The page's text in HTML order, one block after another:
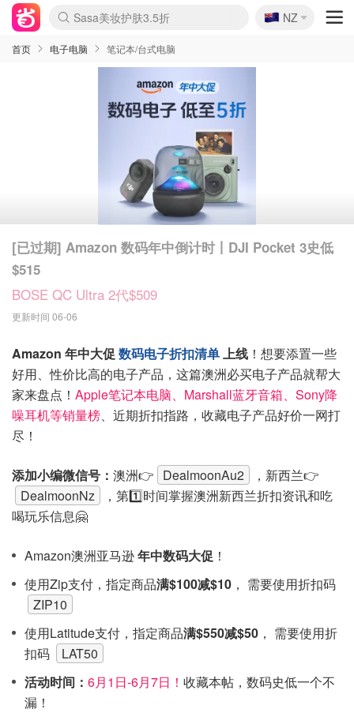
lululemon折扣上新
Sasa美妆护肤3.5折
SSENSE年中3折
FreshBeauty好价汇总
Cettire降价+叠9折
Farfetch折上8折
WWS Coles超市实拍
viagogo二手票捡漏
Myer清仓1折起
The Outnet奢牌1折起
David Jones 3折起
Flannels大牌1折
Perfumes Club护肤1折
AMIRO返校季6.2折
Oweek抽奖送Airpods
Amazon折扣汇总
eToro入金$200送$50
Amazon数码好物
ICONIC本周7.5折
ThedoubleF高奢地板价
Moose Knuckles 6折
丝芙兰5折起
EUFY官网3.7折起
Selenichast首饰2折
Trip机票酒店促销
YSL送5件彩妆礼
Amazon家居好物
BIGBANG巡演开票
David Jones时尚3折
Amazon美妆护肤
雅漾大喷$8
过敏原检测盒$33
伊索独家赠50ml沐浴露
科颜氏清仓3折
SEALIFE海洋馆门票6折
丝塔芙大白罐$16
订阅Newsletter送香薰
Cult Beauty 6.8折
Harrods圣诞日历2.3折
LN-CC奢牌私促3折
d'Alba空姐喷雾$16
EVE LOM套装逆天2折
Bernardelli独家4折
Adore Beauty 6折起
CT圣诞日历
Mytheresa奢品2.7折
Luxury Escapes 9折
Currentbody美容仪9折
卡诗9折+赠4件礼
MOON Garden Live
ALLSAINTS美衣3折
Roborock扫地机3.7折
Tingo Life水杯$24
Valentino官网5折
CR洗发护发6.3折
🇳🇿
NZ
首页 电子电脑 笔记本/台式电脑
[已过期] Amazon 数码年中倒计时丨DJI Pocket 3史低
$515
BOSE QC Ultra 2代$509
更新时间 06-06
Amazon 年中大促 数码电子折扣清单上线 ！想要添置一些
好用、性价比高的电子产品，这篇澳洲必买电子产品就帮大
家来盘点！ Apple笔记本电脑、Marshall蓝牙音箱、Sony降
噪耳机等销量榜、近期折扣指路，收藏电子产品好价一网打
尽！
添加小编微信号： 澳洲👉 DealmoonAu2
，新西兰👉
DealmoonNz
，第1️⃣时间掌握澳洲新西兰折扣资讯和吃
喝玩乐信息🤗
Amazon澳洲亚马逊年中数码大促 ！
使用Zip支付，指定商品满$100减$10 ， 需要使用折扣码
ZIP10
使用Latitude支付，指定商品满$550减$50 ， 需要使用折
扣码
LAT50
活动时间： 6月1日-6月7日！ 收藏本帖，数码史低一个不
漏！